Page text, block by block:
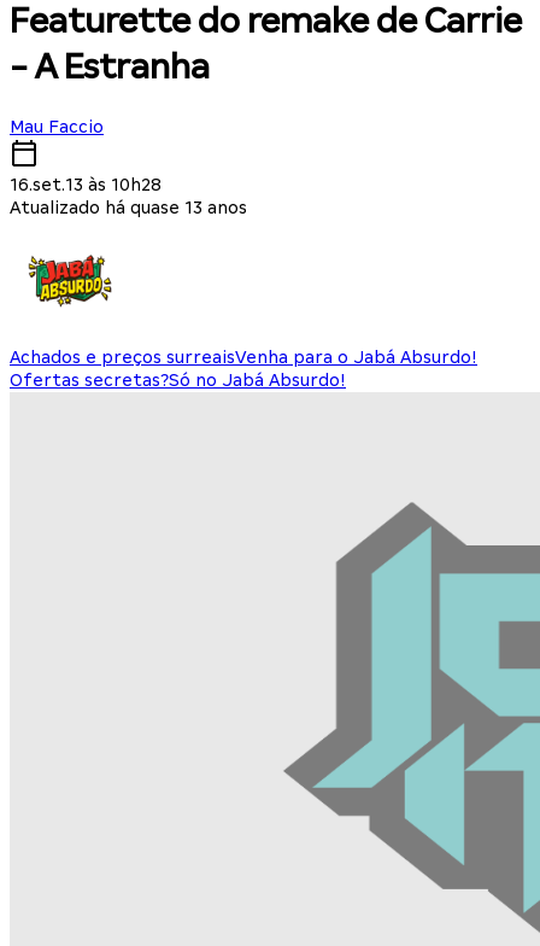
Featurette do remake de Carrie
- A Estranha
Mau Faccio
16.set.13 às 10h28
Atualizado há quase 13 anos
Achados e preços surreaisVenha para o Jabá Absurdo!
Ofertas secretas?Só no Jabá Absurdo!